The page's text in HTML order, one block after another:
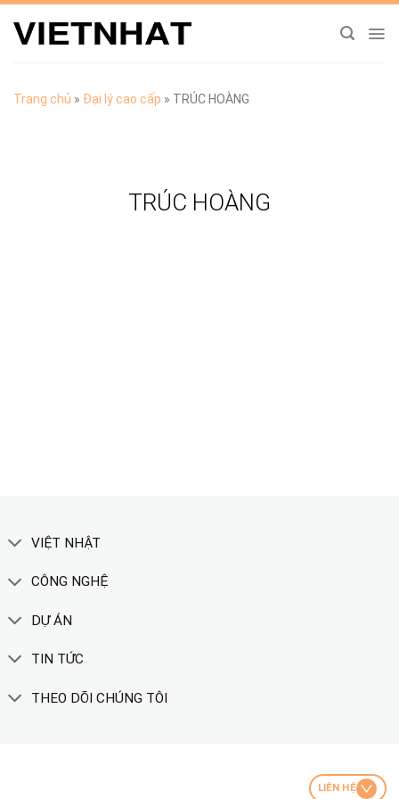
Chuyển
đến
Trang chủ » Đại lý cao cấp » TRÚC HOÀNG
TRÚC HOÀNG
VIỆT NHẬT
CÔNG NGHỆ
DỰ ÁN
TIN TỨC
THEO DÕI CHÚNG TÔI
LIÊN HỆ